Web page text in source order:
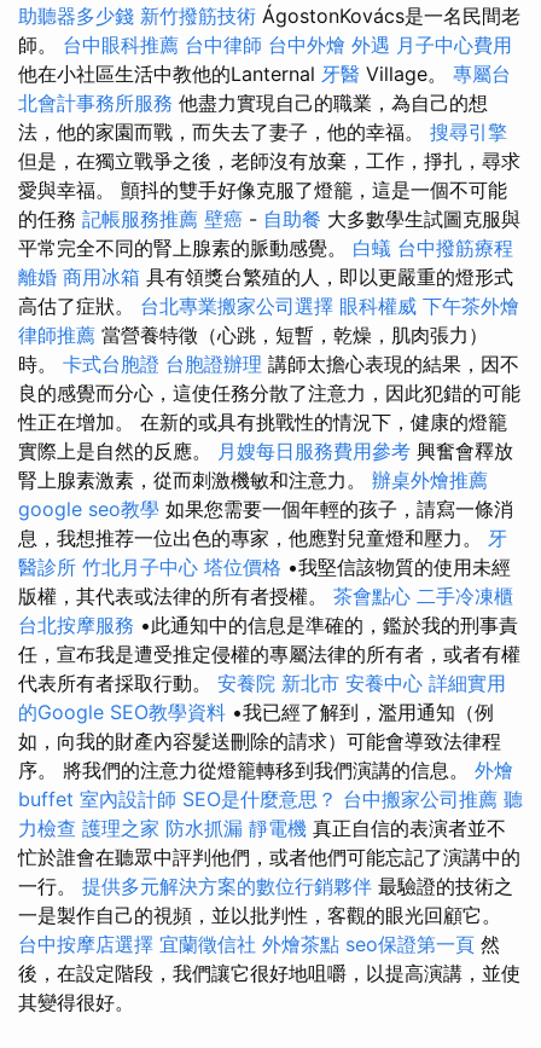
助聽器多少錢 新竹撥筋技術 ÁgostonKovács是一名民間老
師。 台中眼科推薦 台中律師 台中外燴 外遇 月子中心費用
他在小社區生活中教他的Lanternal 牙醫 Village。 專屬台
北會計事務所服務 他盡力實現自己的職業，為自己的想
法，他的家園而戰，而失去了妻子，他的幸福。 搜尋引擎
但是，在獨立戰爭之後，老師沒有放棄，工作，掙扎，尋求
愛與幸福。 顫抖的雙手好像克服了燈籠，這是一個不可能
的任務 記帳服務推薦 壁癌 - 自助餐 大多數學生試圖克服與
平常完全不同的腎上腺素的脈動感覺。 白蟻 台中撥筋療程
離婚 商用冰箱 具有領獎台繁殖的人，即以更嚴重的燈形式
高估了症狀。 台北專業搬家公司選擇 眼科權威 下午茶外燴
律師推薦 當營養特徵（心跳，短暫，乾燥，肌肉張力）
時。 卡式台胞證 台胞證辦理 講師太擔心表現的結果，因不
良的感覺而分心，這使任務分散了注意力，因此犯錯的可能
性正在增加。 在新的或具有挑戰性的情況下，健康的燈籠
實際上是自然的反應。 月嫂每日服務費用參考 興奮會釋放
腎上腺素激素，從而刺激機敏和注意力。 辦桌外燴推薦
google seo教學 如果您需要一個年輕的孩子，請寫一條消
息，我想推荐一位出色的專家，他應對兒童燈和壓力。 牙
醫診所 竹北月子中心 塔位價格 •我堅信該物質的使用未經
版權，其代表或法律的所有者授權。 茶會點心 二手冷凍櫃
台北按摩服務 •此通知中的信息是準確的，鑑於我的刑事責
任，宣布我是遭受推定侵權的專屬法律的所有者，或者有權
代表所有者採取行動。 安養院 新北市 安養中心 詳細實用
的Google SEO教學資料 •我已經了解到，濫用通知（例
如，向我的財產內容髮送刪除的請求）可能會導致法律程
序。 將我們的注意力從燈籠轉移到我們演講的信息。 外燴
buffet 室內設計師 SEO是什麼意思？ 台中搬家公司推薦 聽
力檢查 護理之家 防水抓漏 靜電機 真正自信的表演者並不
忙於誰會在聽眾中評判他們，或者他們可能忘記了演講中的
一行。 提供多元解決方案的數位行銷夥伴 最驗證的技術之
一是製作自己的視頻，並以批判性，客觀的眼光回顧它。
台中按摩店選擇 宜蘭徵信社 外燴茶點 seo保證第一頁 然
後，在設定階段，我們讓它很好地咀嚼，以提高演講，並使
其變得很好。